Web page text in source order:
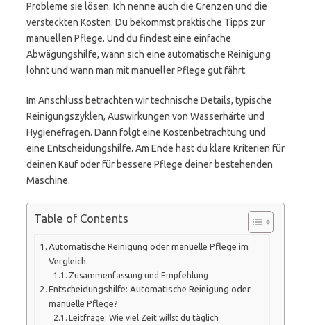
Probleme sie lösen. Ich nenne auch die Grenzen und die
versteckten Kosten. Du bekommst praktische Tipps zur
manuellen Pflege. Und du findest eine einfache
Abwägungshilfe, wann sich eine automatische Reinigung
lohnt und wann man mit manueller Pflege gut fährt.
Im Anschluss betrachten wir technische Details, typische
Reinigungszyklen, Auswirkungen von Wasserhärte und
Hygienefragen. Dann folgt eine Kostenbetrachtung und
eine Entscheidungshilfe. Am Ende hast du klare Kriterien für
deinen Kauf oder für bessere Pflege deiner bestehenden
Maschine.
Table of Contents
Automatische Reinigung oder manuelle Pflege im
Vergleich
Zusammenfassung und Empfehlung
Entscheidungshilfe: Automatische Reinigung oder
manuelle Pflege?
Leitfrage: Wie viel Zeit willst du täglich